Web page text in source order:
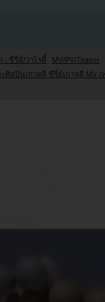
: ซีรี่ย์/วาไรตี้
MV/PV/Teaser
ศิลปินเกาหลี ซีรี่ย์เกาหลี MV